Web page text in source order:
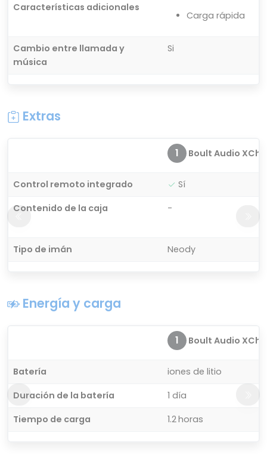
Características adicionales
Carga rápida
Cambio entre llamada y
música
Si
Extras
1 Boult Audio
Control remoto integrado
Sí
Contenido de la caja
-
Tipo de imán Neody
Energía y carga
1 Boult Audio
Batería
iones de litio
Duración de la batería
1 día
Tiempo de carga
1.2 horas